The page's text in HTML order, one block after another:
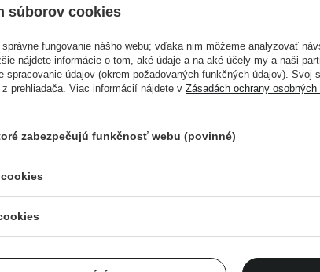
- Premium Sheet Mask
Hokkaido Lavender - Sada
Levanduľa - 7ks
LuLuLun -
súborov cookies
fungovanie nášho webu; vďaka nim môžeme analyzovať
nájdete informácie o tom, aké údaje a na aké účely my a naši
spracovanie údajov (okrem požadovaných funkčných údajov). Svoj
prehliadača. Viac informácií nájdete v Zásadách ochrany osobných
zabezpečujú funkčnosť webu (povinné)